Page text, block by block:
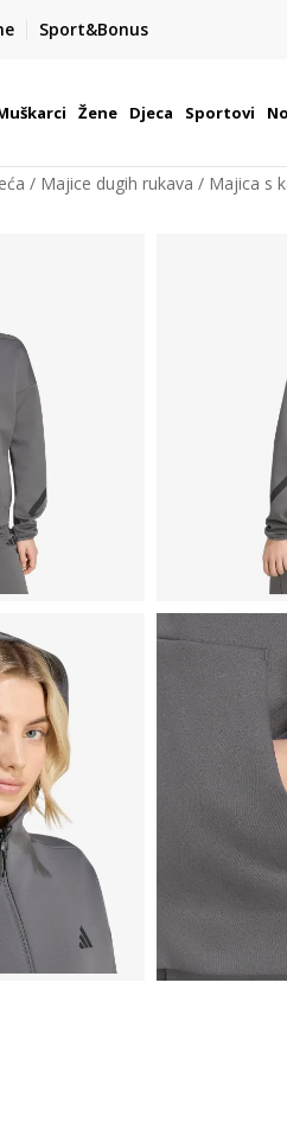
Sport&Bonus
NOW
800 paketomata u Hrvatskoj
Žene Djeca Sportovi
Majice dugih rukava Majica s